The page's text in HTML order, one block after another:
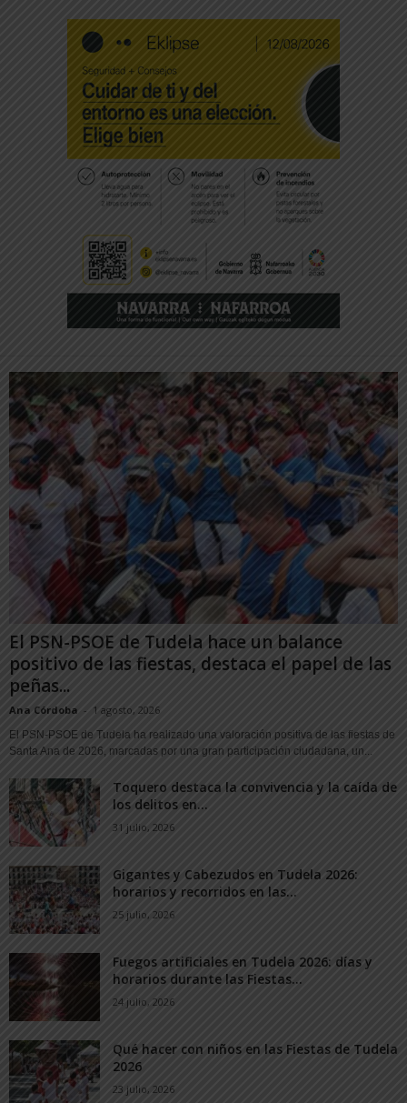
El PSN-PSOE de Tudela hace un balance
positivo de las fiestas, destaca el papel de las
peñas...
Ana Córdoba - 1 agosto, 2026
El PSN-PSOE de Tudela ha realizado una valoración positiva de las fiestas de
Santa Ana de 2026, marcadas por una gran participación ciudadana, un...
Toquero destaca la convivencia y la caída de
los delitos en...
31 julio, 2026
Gigantes y Cabezudos en Tudela 2026:
horarios y recorridos en las...
25 julio, 2026
Fuegos artificiales en Tudela 2026: días y
horarios durante las Fiestas...
24 julio, 2026
Qué hacer con niños en las Fiestas de Tudela
2026
23 julio, 2026